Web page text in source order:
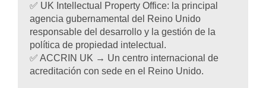
✅ UK Intellectual Property Office: la principal
agencia gubernamental del Reino Unido
responsable del desarrollo y la gestión de la
política de propiedad intelectual.
✅ ACCRIN UK → Un centro internacional de
acreditación con sede en el Reino Unido.